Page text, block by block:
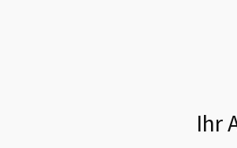
Ihr